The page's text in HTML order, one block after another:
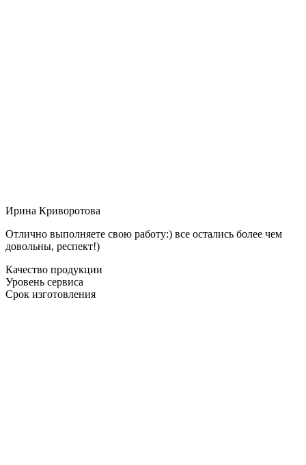
Ирина Криворотова
Отлично выполняете свою работу:) все остались более чем
довольны, респект!)
Качество продукции
Уровень сервиса
Срок изготовления